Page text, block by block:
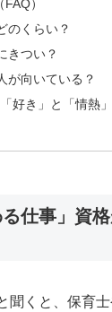
）
のくらい？
きつい？
が向いている？
好き」と「情熱
る仕事」資
聞くと、保育